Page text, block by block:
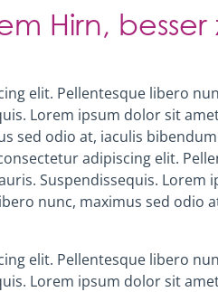
Hirn, besser
elit. Pellentesque libero
Lorem ipsum dolor sit
sed odio at, iaculis
adipiscing elit.
Suspendissequis. Lorem
nunc, maximus sed odio
elit. Pellentesque libero
Lorem ipsum dolor sit